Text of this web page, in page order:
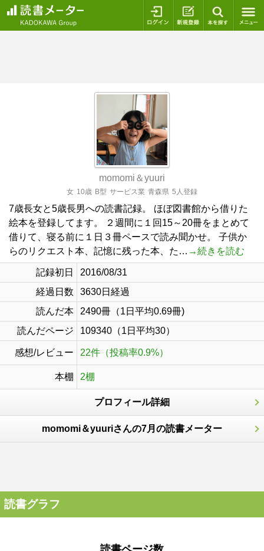
ログイン 新規登録
momomi＆yuuri
女 10歳 B型 サービス業 青森県 5人登録
7歳長女と5歳長男への読書記録。 ほぼ図書館から借りた
絵本を登録してます。 ２週間に１回15～20冊をまとめて
借りて、寝る前に１日３冊ペースで読み聞かせ。 子供か
らのリクエスト本、記憶に残った本、た… →続きを読む
記録初日
2016/08/31
経過日数
3630日経過
読んだ本
2490冊（1日平均0.69冊)
読んだページ
109340（1日平均30）
感想/レビュー 22件（投稿率0.9%）
本棚 2棚
プロフィール詳細
momomi＆yuuriさんの7月の読書メーター
読書グラフ